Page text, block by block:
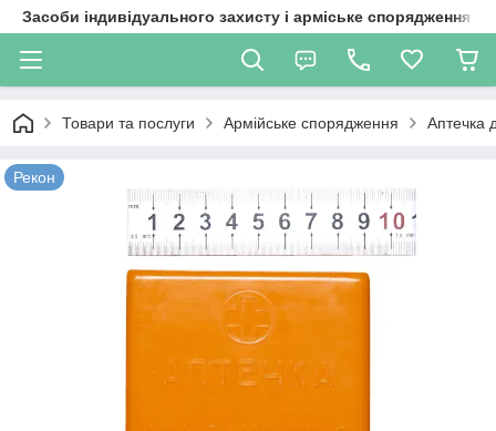
Засоби індивідуального захисту і арміське спорядження
Товари та послуги Армійське спорядження Аптечка
Рекон